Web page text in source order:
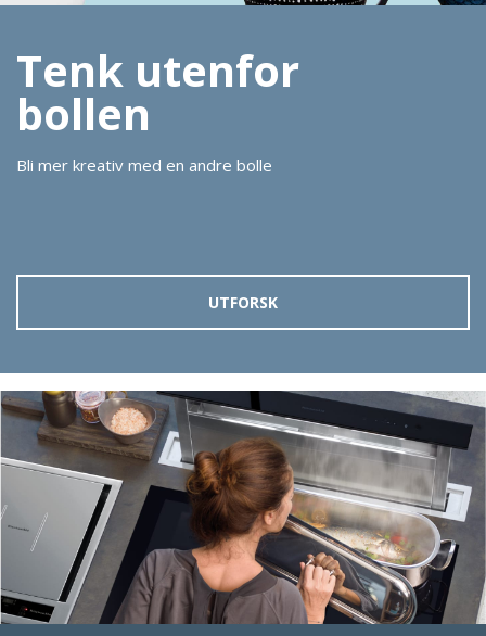
Tenk utenfor
bollen
Bli mer kreativ med en andre bolle
UTFORSK